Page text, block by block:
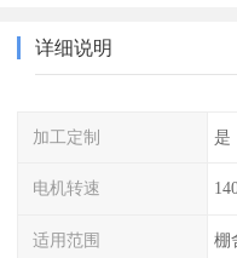
详细说明
加工定制 是
电机转速
适用范围 棚